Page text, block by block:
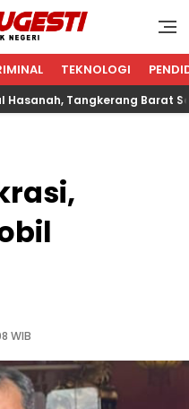
Negeri
TEKNOLOGI
Tangkerang Barat
WIB